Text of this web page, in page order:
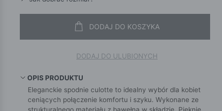
DODAJ DO KOSZYKA
DODAJ DO ULUBIONYCH
OPIS PRODUKTU
Eleganckie spodnie culotte to idealny wybór dla kobiet
ceniących połączenie komfortu i szyku. Wykonane ze